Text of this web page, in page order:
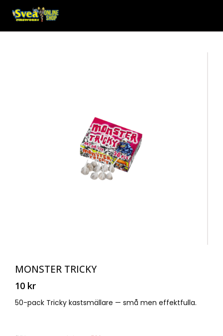
MONSTER TRICKY
10 kr
50-pack Tricky kastsmällare — små men effektfulla.